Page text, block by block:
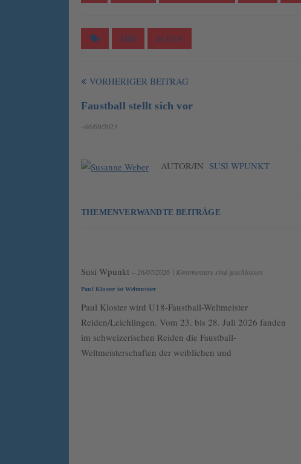
DM m U16
VORHERIGER BEITRAG
Faustball stellt sich vor
–06/09/2023
AUTOR/IN SUSI WPUNKT
THEMENVERWANDTE BEITRÄGE
Susi Wpunkt – 26/07/2026 | Kommentare sind geschlossen
Paul Kloster ist Weltmeister
Paul Kloster wird U18-Faustball-Weltmeister
Reiden/Leichlingen. Vom 23. bis 28. Juli 2026 fanden
im schweizerischen Reiden die Faustball-
Weltmeisterschaften der weiblichen und